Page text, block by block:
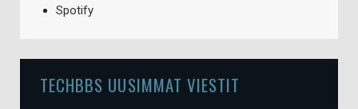
Spotify
TECHBBS UUSIMMAT VIESTIT